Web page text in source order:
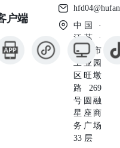
的主要责任人，就其全部或
的证券或发行人而言：(1)
了他或她对相关证券或发行
的任何报酬，现在、过去或
在本报告中表达的特定观点相
人及其关联方（根据香港交
）均未参与本报告相关内容的
委员会 (以下简称“孔监会”)
之日起前30个日历日内曾交
(2) 在本报告发布之日起后3个
涵盖的证券；(3) 担任本报告
任何职务；以及 (4) 对本报告
户端
中国 ·
江苏 ·
苏州市
工业园
区旺墩
路269
号圆融
星座商
务广场
33 层